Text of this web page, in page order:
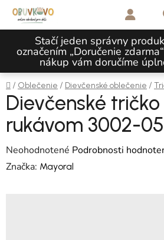
Prejsť na obsah
Stačí jeden správny
označením „Doručenie
nákup vám doručíme
Domov
/ Oblečenie / Dievčenské oblečenie /
Dievčenské
rukávom 3002-
Priemerné hodnotenie produktu je
Neohodnotené Podrobnosti
Značka: Mayoral